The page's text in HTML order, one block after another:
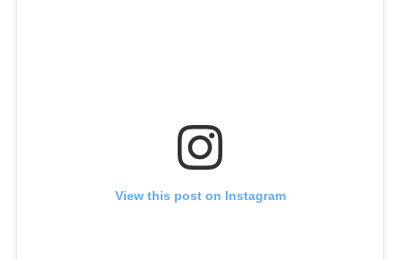
View this post on Instagram